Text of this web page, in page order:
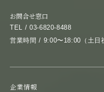
お問合せ窓口
TEL / 03-6820-8488
営業時間 / 9:00〜18:00（土日
企業情報